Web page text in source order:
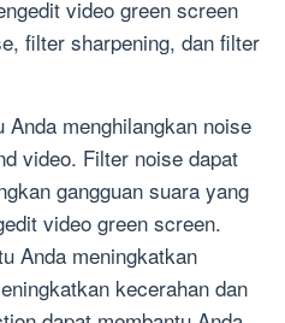
video green screen
filter sharpening, dan filter
menghilangkan noise
video. Filter noise dapat
gangguan suara yang
video green screen.
Anda meningkatkan
kecerahan dan